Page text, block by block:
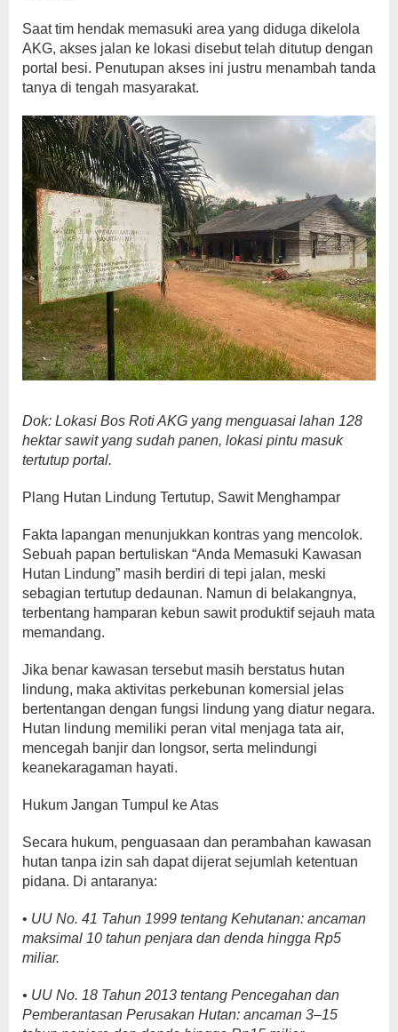
Saat tim hendak memasuki area yang diduga dikelola
AKG, akses jalan ke lokasi disebut telah ditutup dengan
portal besi. Penutupan akses ini justru menambah tanda
tanya di tengah masyarakat.
Dok: Lokasi Bos Roti AKG yang menguasai lahan 128
hektar sawit yang sudah panen, lokasi pintu masuk
tertutup portal.
Plang Hutan Lindung Tertutup, Sawit Menghampar
Fakta lapangan menunjukkan kontras yang mencolok.
Sebuah papan bertuliskan “Anda Memasuki Kawasan
Hutan Lindung” masih berdiri di tepi jalan, meski
sebagian tertutup dedaunan. Namun di belakangnya,
terbentang hamparan kebun sawit produktif sejauh mata
memandang.
Jika benar kawasan tersebut masih berstatus hutan
lindung, maka aktivitas perkebunan komersial jelas
bertentangan dengan fungsi lindung yang diatur negara.
Hutan lindung memiliki peran vital menjaga tata air,
mencegah banjir dan longsor, serta melindungi
keanekaragaman hayati.
Hukum Jangan Tumpul ke Atas
Secara hukum, penguasaan dan perambahan kawasan
hutan tanpa izin sah dapat dijerat sejumlah ketentuan
pidana. Di antaranya:
• UU No. 41 Tahun 1999 tentang Kehutanan: ancaman
maksimal 10 tahun penjara dan denda hingga Rp5
miliar.
• UU No. 18 Tahun 2013 tentang Pencegahan dan
Pemberantasan Perusakan Hutan: ancaman 3–15